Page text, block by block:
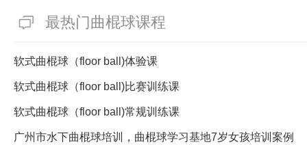
最热门曲棍球课程
软式曲棍球（floor ball)体验课
软式曲棍球（floor ball)比赛训练课
软式曲棍球（floor ball)常规训练课
广州市水下曲棍球培训，曲棍球学习基地7岁女孩培训案例